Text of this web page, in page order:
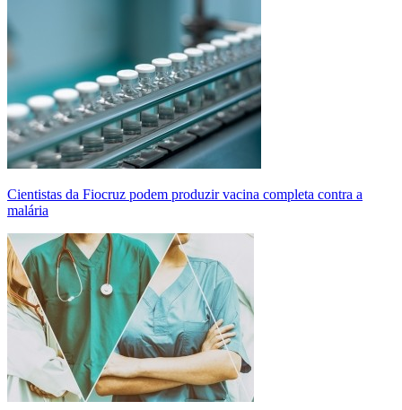
Cientistas da Fiocruz podem produzir vacina completa contra a
malária